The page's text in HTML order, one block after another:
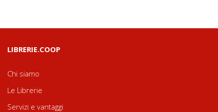
LIBRERIE.COOP
Chi siamo
Le Librerie
Servizi e vantaggi